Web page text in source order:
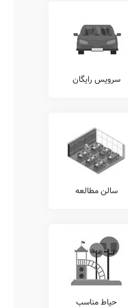
می گردد.
های انگلیسی، عربی،
خدمات دیگری را نیز
و تعالی در دانش آموزان
امکان امانت گذاری
های ارتقای عملکرد
آموزشی، و... ارائه می
ایِ خانواده، نگهداری کیف و
ارتباط آنلاین مدرسه با
یا عدم وجود این خدمات با
سرویس رایگان
سالن مطالعه
حیاط مناسب